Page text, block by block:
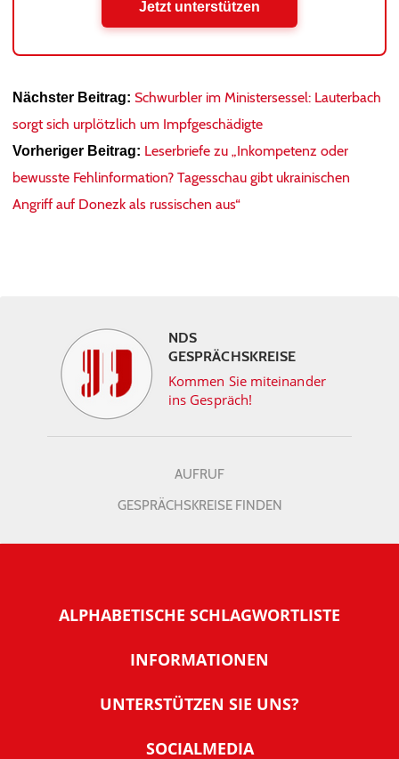
Jetzt unterstützen
Nächster Beitrag: Schwurbler im Ministersessel: Lauterbach
sorgt sich urplötzlich um Impfgeschädigte
Vorheriger Beitrag: Leserbriefe zu „Inkompetenz oder
bewusste Fehlinformation? Tagesschau gibt ukrainischen
Angriff auf Donezk als russischen aus“
NDS
GESPRÄCHSKREISE
Kommen Sie miteinander
ins Gespräch!
AUFRUF
GESPRÄCHSKREISE FINDEN
ALPHABETISCHE SCHLAGWORTLISTE
INFORMATIONEN
Warum NachDenkSeiten
Tipps zur Nutzung der NachDenkSeiten
UNTERSTÜTZEN SIE UNS?
SOCIALMEDIA